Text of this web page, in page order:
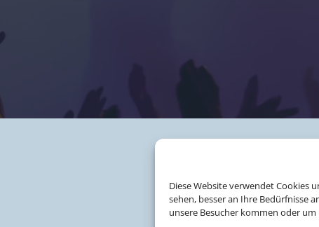
Diese Website verwendet Cookies
sehen, besser an Ihre Bedürfnisse
unsere Besucher kommen oder